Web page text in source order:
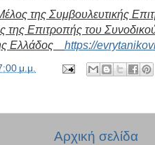
της Συμβουλευτικής
της Επιτροπής του
Ελλάδος https://
μ.μ.
Αρχική σελίδα